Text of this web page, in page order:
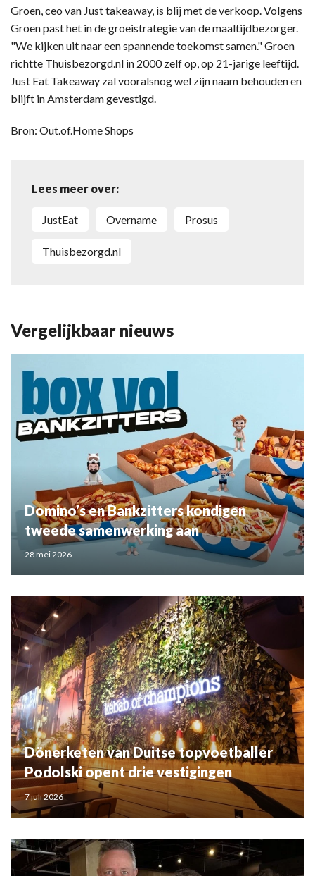
Groen, ceo van Just takeaway, is blij met de verkoop. Volgens
Groen past het in de groeistrategie van de maaltijdbezorger.
"We kijken uit naar een spannende toekomst samen." Groen
richtte Thuisbezorgd.nl in 2000 zelf op, op 21-jarige leeftijd.
Just Eat Takeaway zal vooralsnog wel zijn naam behouden en
blijft in Amsterdam gevestigd.
Bron: Out.of.Home Shops
Lees meer over:
JustEat overname Prosus
Thuisbezorgd.nl
Vergelijkbaar nieuws
Domino’s en Bankzitters kondigen
tweede samenwerking aan
28 mei 2026
Dönerketen van Duitse topvoetballer
Podolski opent drie vestigingen
7 juli 2026